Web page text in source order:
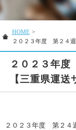
HOME >
２０２３年度 第２４週
２０２３年
【三重県運送
２０２３年度 第２４